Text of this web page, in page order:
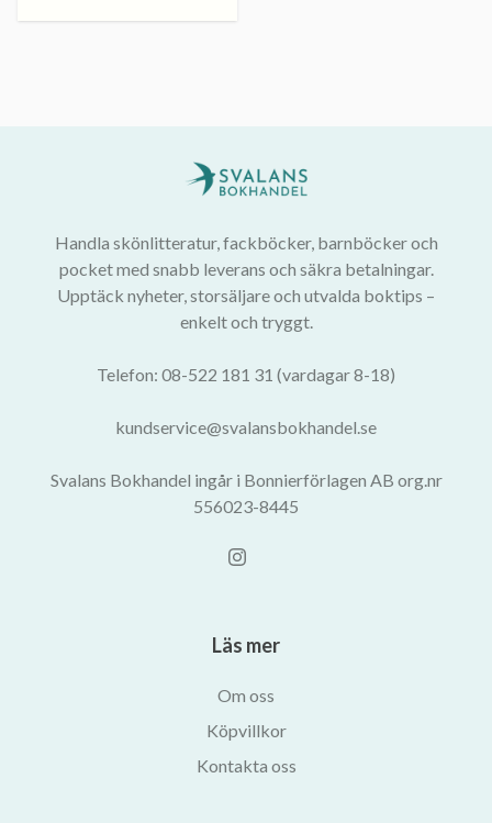
Handla skönlitteratur, fackböcker, barnböcker och
pocket med snabb leverans och säkra betalningar.
Upptäck nyheter, storsäljare och utvalda boktips –
enkelt och tryggt.
Telefon: 08-522 181 31 (vardagar 8-18)
kundservice@svalansbokhandel.se
Svalans Bokhandel ingår i Bonnierförlagen AB org.nr
556023-8445
Läs mer
Om oss
Köpvillkor
Kontakta oss